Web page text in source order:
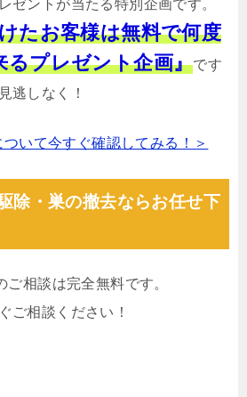
ゼントが当たる特別企画です。
たお客様は無料で何度
るプレゼント企画』です
逃しなく！
ついて今すぐ確認してみる！＞
除・巣の撤去ならお任せ下
相談は完全無料です。
ご相談ください！